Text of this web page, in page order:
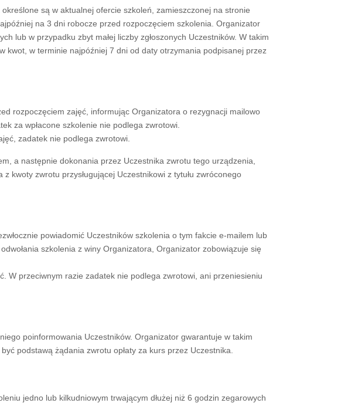
są w aktualnej ofercie szkoleń, zamieszczonej na stronie
na 3 dni robocze przed rozpoczęciem szkolenia. Organizator
lub w przypadku zbyt małej liczby zgłoszonych Uczestników. W takim
kwot, w terminie najpóźniej 7 dni od daty otrzymania podpisanej przez
rozpoczęciem zajęć, informując Organizatora o rezygnacji mailowo
za wpłacone szkolenie nie podlega zwrotowi.
zadatek nie podlega zwrotowi.
a następnie dokonania przez Uczestnika zwrotu tego urządzenia,
kwoty zwrotu przysługującej Uczestnikowi z tytułu zwróconego
powiadomić Uczestników szkolenia o tym fakcie e-mailem lub
szkolenia z winy Organizatora, Organizator zobowiązuje się
W przeciwnym razie zadatek nie podlega zwrotowi, ani przeniesieniu
poinformowania Uczestników. Organizator gwarantuje w takim
podstawą żądania zwrotu opłaty za kurs przez Uczestnika.
jedno lub kilkudniowym trwającym dłużej niż 6 godzin zegarowych